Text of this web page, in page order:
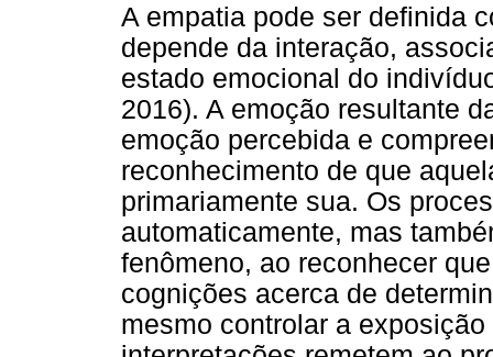
A empatia pode ser definida
depende da interação,
estado emocional do
2016). A emoção resultante
emoção percebida e
reconhecimento de que
primariamente sua. Os
automaticamente, mas
fenômeno, ao reconhecer
cognições acerca de
mesmo controlar a